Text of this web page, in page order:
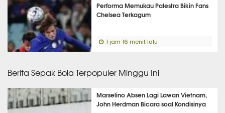
Performa Memukau Palestra Bikin Fans
Chelsea Terkagum
1 jam 16 menit lalu
Berita Sepak Bola Terpopuler Minggu Ini
Marselino Absen Lagi Lawan Vietnam,
John Herdman Bicara soal Kondisinya